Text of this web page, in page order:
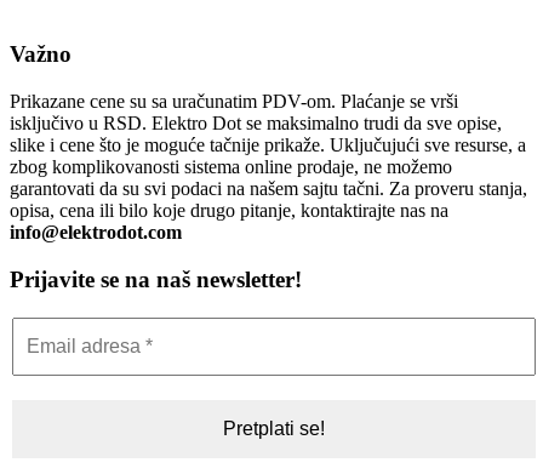
Važno
Prikazane cene su sa uračunatim PDV-om. Plaćanje se vrši
isključivo u RSD. Elektro Dot se maksimalno trudi da sve opise,
slike i cene što je moguće tačnije prikaže. Uključujući sve resurse, a
zbog komplikovanosti sistema online prodaje, ne možemo
garantovati da su svi podaci na našem sajtu tačni. Za proveru stanja,
opisa, cena ili bilo koje drugo pitanje, kontaktirajte nas na
info@elektrodot.com
Prijavite se na naš newsletter!